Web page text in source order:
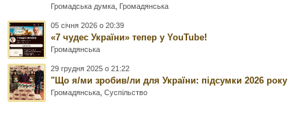
Громадська думка Громадянська
05 січня 2026 о 20:39
«7 чудес України» тепер у YouTube!
Громадянська
29 грудня 2025 о 21:22
"Що я/ми зробив/ли для України: підсумки 2026 року
Громадянська ,Суспільство